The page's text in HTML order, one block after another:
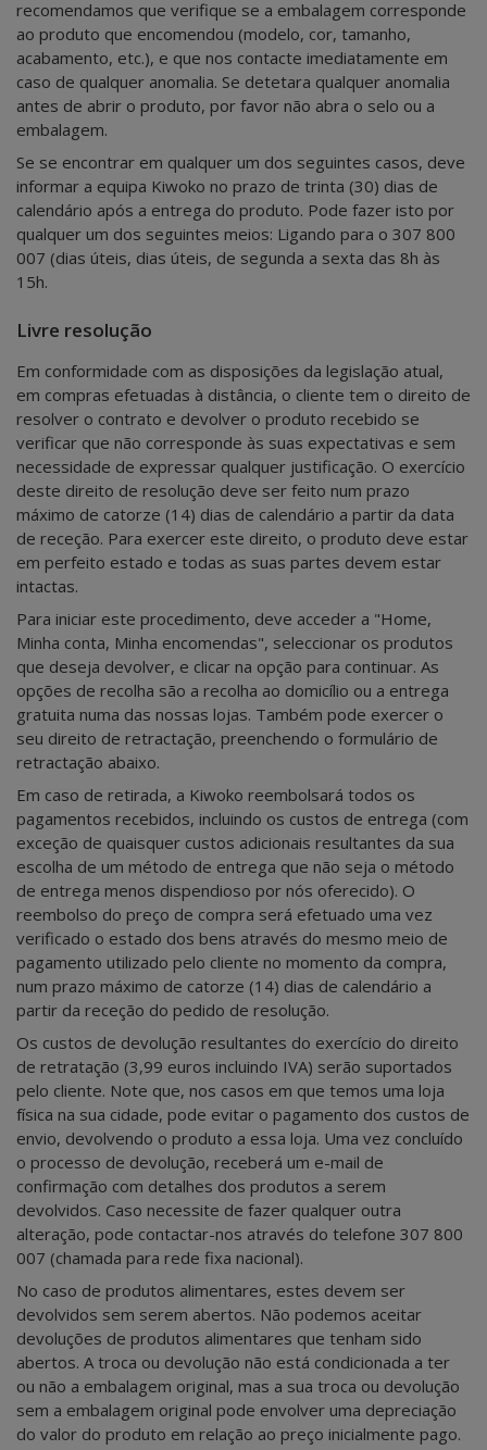
recomendamos que verifique se a embalagem corresponde
ao produto que encomendou (modelo, cor, tamanho,
acabamento, etc.), e que nos contacte imediatamente em
caso de qualquer anomalia. Se detetara qualquer anomalia
antes de abrir o produto, por favor não abra o selo ou a
embalagem.
Se se encontrar em qualquer um dos seguintes casos, deve
informar a equipa Kiwoko no prazo de trinta (30) dias de
calendário após a entrega do produto. Pode fazer isto por
qualquer um dos seguintes meios: Ligando para o 307 800
007 (dias úteis, dias úteis, de segunda a sexta das 8h às
15h.
Livre resolução
Em conformidade com as disposições da legislação atual,
em compras efetuadas à distância, o cliente tem o direito de
resolver o contrato e devolver o produto recebido se
verificar que não corresponde às suas expectativas e sem
necessidade de expressar qualquer justificação. O exercício
deste direito de resolução deve ser feito num prazo
máximo de catorze (14) dias de calendário a partir da data
de receção. Para exercer este direito, o produto deve estar
em perfeito estado e todas as suas partes devem estar
intactas.
Para iniciar este procedimento, deve acceder a "Home,
Minha conta, Minha encomendas", seleccionar os produtos
que deseja devolver, e clicar na opção para continuar. As
opções de recolha são a recolha ao domicílio ou a entrega
gratuita numa das nossas lojas. Também pode exercer o
seu direito de retractação, preenchendo o formulário de
retractação abaixo.
Em caso de retirada, a Kiwoko reembolsará todos os
pagamentos recebidos, incluindo os custos de entrega (com
exceção de quaisquer custos adicionais resultantes da sua
escolha de um método de entrega que não seja o método
de entrega menos dispendioso por nós oferecido). O
reembolso do preço de compra será efetuado uma vez
verificado o estado dos bens através do mesmo meio de
pagamento utilizado pelo cliente no momento da compra,
num prazo máximo de catorze (14) dias de calendário a
partir da receção do pedido de resolução.
Os custos de devolução resultantes do exercício do direito
de retratação (3,99 euros incluindo IVA) serão suportados
pelo cliente. Note que, nos casos em que temos uma loja
física na sua cidade, pode evitar o pagamento dos custos de
envio, devolvendo o produto a essa loja. Uma vez concluído
o processo de devolução, receberá um e-mail de
confirmação com detalhes dos produtos a serem
devolvidos. Caso necessite de fazer qualquer outra
alteração, pode contactar-nos através do telefone 307 800
007 (chamada para rede fixa nacional).
No caso de produtos alimentares, estes devem ser
devolvidos sem serem abertos. Não podemos aceitar
devoluções de produtos alimentares que tenham sido
abertos. A troca ou devolução não está condicionada a ter
ou não a embalagem original, mas a sua troca ou devolução
sem a embalagem original pode envolver uma depreciação
do valor do produto em relação ao preço inicialmente pago.